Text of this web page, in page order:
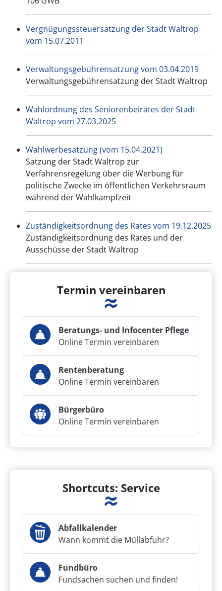
Vergnügungssteuersatzung der Stadt Waltrop
vom 15.07.2011
Verwaltungsgebührensatzung vom 03.04.2019
Verwaltungsgebührensatzung der Stadt Waltrop
Wahlordnung des Seniorenbeirates der Stadt
Waltrop vom 27.03.2025
Wahlwerbesatzung (vom 15.04.2021)
Satzung der Stadt Waltrop zur
Verfahrensregelung über die Werbung für
politische Zwecke im öffentlichen Verkehrsraum
während der Wahlkampfzeit
Zuständigkeitsordnung des Rates vom 19.12.2025
Zuständigkeitsordnung des Rates und der
Ausschüsse der Stadt Waltrop
Termin vereinbaren
Beratungs- und Infocenter Pflege
Online Termin vereinbaren
Rentenberatung
Online Termin vereinbaren
Bürgerbüro
Online Termin vereinbaren
Shortcuts: Service
Abfallkalender
Wann kommt die Müllabfuhr?
Fundbüro
Fundsachen suchen und finden!